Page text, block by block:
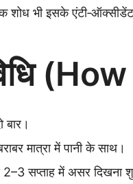
शोध भी इसके
मात्रा में पानी के साथ।
सप्ताह में असर दिखना